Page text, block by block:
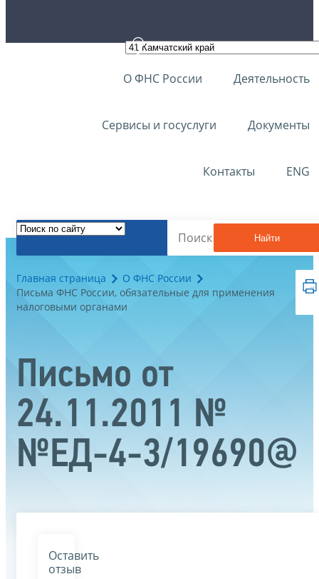
О ФНС России Деятельность
Сервисы и госуслуги Документы
Контакты ENG
Найти
Главная страница
О ФНС России
Письма ФНС России, обязательные для применения
налоговыми органами
Письмо от
24.11.2011 №
№ЕД-4-3/19690@
Оставить
отзыв